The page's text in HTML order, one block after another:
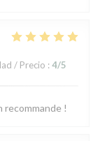
/ Precio : 4/5
recommande !